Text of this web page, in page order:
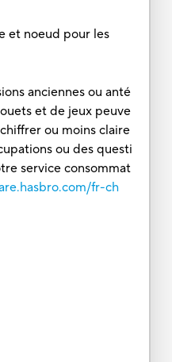
et noeud pour les
anciennes ou anté
et de jeux peuve
ou moins claire
ou des questi
service consommat
fr-ch